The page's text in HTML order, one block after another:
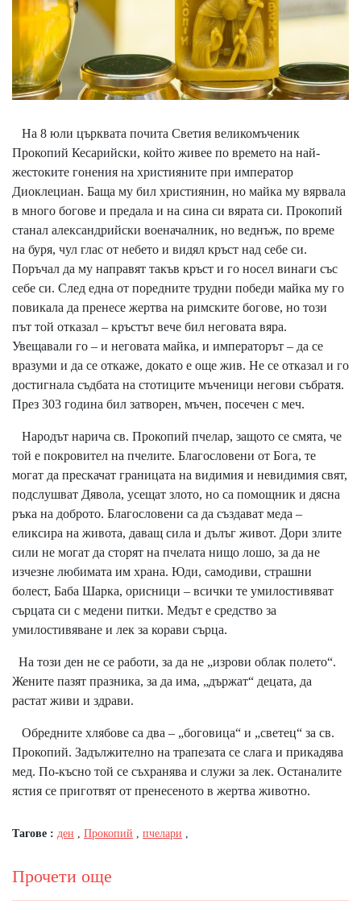
На 8 юли църквата почита Светия великомъченик
Прокопий Кесарийски, който живее по времето на най-
жестоките гонения на християните при император
Диоклециан. Баща му бил християнин, но майка му вярвала
в много богове и предала и на сина си вярата си. Прокопий
станал александрийски военачалник, но веднъж, по време
на буря, чул глас от небето и видял кръст над себе си.
Поръчал да му направят такъв кръст и го носел винаги със
себе си. След една от поредните трудни победи майка му го
повикала да пренесе жертва на римските богове, но този
път той отказал – кръстът вече бил неговата вяра.
Увещавали го – и неговата майка, и императорът – да се
вразуми и да се откаже, докато е още жив. Не се отказал и го
достигнала съдбата на стотиците мъченици негови събратя.
През 303 година бил затворен, мъчен, посечен с меч.
Народът нарича св. Прокопий пчелар, защото се смята, че
той е покровител на пчелите. Благословени от Бога, те
могат да прескачат границата на видимия и невидимия свят,
подслушват Дявола, усещат злото, но са помощник и дясна
ръка на доброто. Благословени са да създават меда –
еликсира на живота, даващ сила и дълъг живот. Дори злите
сили не могат да сторят на пчелата нищо лошо, за да не
изчезне любимата им храна. Юди, самодиви, страшни
болест, Баба Шарка, орисници – всички те умилостивяват
сърцата си с медени питки. Медът е средство за
умилостивяване и лек за корави сърца.
На този ден не се работи, за да не „изрови облак полето“.
Жените пазят празника, за да има, „държат“ децата, да
растат живи и здрави.
Обредните хлябове са два – „боговица“ и „светец“ за св.
Прокопий. Задължително на трапезата се слага и прикадява
мед. По-късно той се съхранява и служи за лек. Останалите
ястия се приготвят от пренесеното в жертва животно.
Тагове : ден Прокопий пчелари
Прочети още